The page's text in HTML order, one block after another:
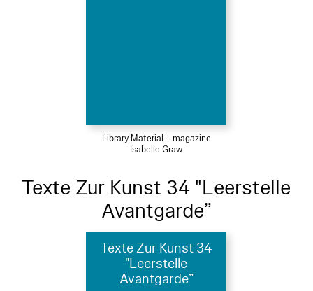
Library Material – magazine
Isabelle Graw
Texte Zur Kunst 34 "Leerstelle
Avantgarde”
Texte Zur Kunst 34
"Leerstelle
Avantgarde”